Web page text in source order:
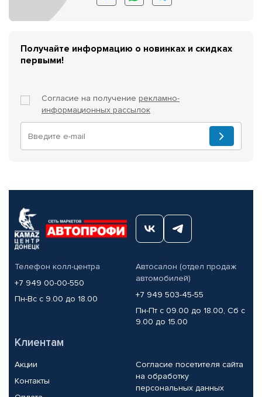
Получайте информацию о новинках и скидках
первыми!
Согласие на получение рекламно-
информационных рассылок
Телефон колл-центра
+7 949 00-00-550
Пн-Вс с 9.00 до 18.00
Автосалон (отдел продаж
автомобилей)
+7 949 503-45-55
Пн-Пт с 09.00 до 18.00, Сб с
9.00 до 15.00
Клиентам
Акции
Контакты
Согласие посетителя сайта
на обработку
персональных данных